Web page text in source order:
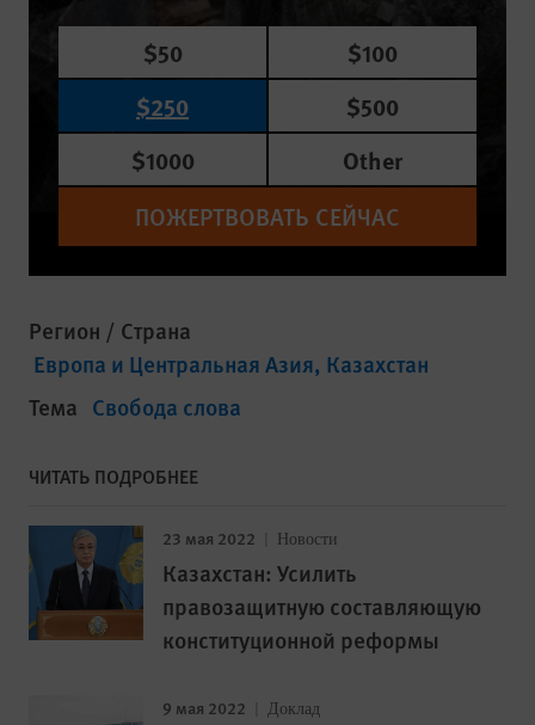
$50
$100
$250
$500
$1000
Other
ПОЖЕРТВОВАТЬ СЕЙЧАС
Регион / Страна
Европа и Центральная Азия Казахстан
Тема Свобода слова
ЧИТАТЬ ПОДРОБНЕЕ
23 мая 2022 Новости
Казахстан: Усилить
правозащитную составляющую
конституционной реформы
9 мая 2022 Доклад